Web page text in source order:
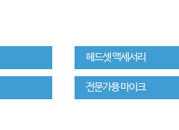
헤드셋 액세서리
전문가용 마이크